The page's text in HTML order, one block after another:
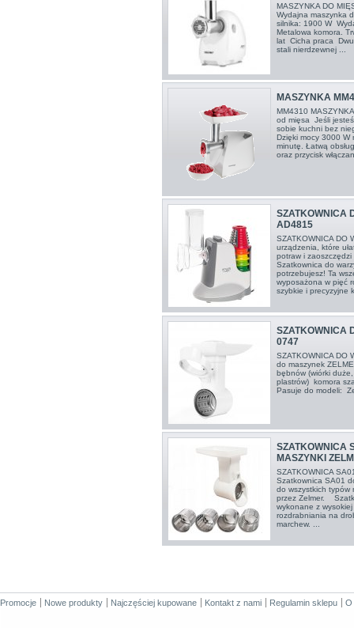
MASZYNKA DO
Wydajna maszynka
silnika: 1900 W
Metalowa komora.
lat Cicha praca
stali nierdzewnej ...
MASZYNKA
MM4310
od mięsa Jeśli jesteś
sobie kuchni bez
Dzięki mocy 3000 W
minutę. Łatwą
oraz przycisk
SZATKOWNICA
AD4815
SZATKOWNICA
urządzenia, które
potraw i
Szatkownica do
potrzebujesz! Ta
wyposażona w pięć
szybkie i precyzyjne
SZATKOWNICA
0747
SZATKOWNICA DO
do maszynek
bębnów (wiórki
plastrów) komora
Pasuje do modeli:
SZATKOWNICA
MASZYNKI
SZATKOWNICA
Szatkownica SA01
do wszystkich typów
przez Zelmer.
wykonane z
rozdrabniania na
marchew. ...
Promocje Nowe produkty Najczęściej kupowane Kontakt z nami Regulamin sklepu O